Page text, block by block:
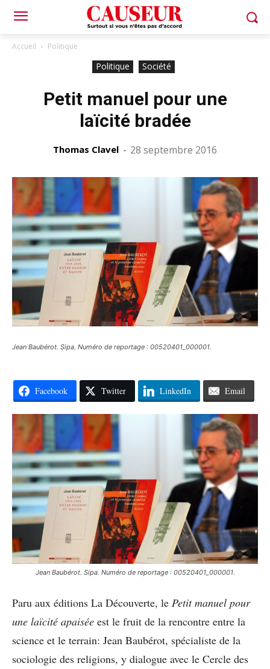
Accueil Politique
Politique Société
Petit manuel pour une
laïcité bradée
Thomas Clavel - 28 septembre 2016
Jean Baubérot. Sipa. Numéro de reportage : 00520401_000001.
Facebook Twitter LinkedIn Email
Jean Baubérot. Sipa. Numéro de reportage : 00520401_000001.
Paru aux éditions La Découverte, le Petit manuel pour
une laïcité apaisée est le fruit de la rencontre entre la
science et le terrain: Jean Baubérot, spécialiste de la
sociologie des religions, y dialogue avec le Cercle des